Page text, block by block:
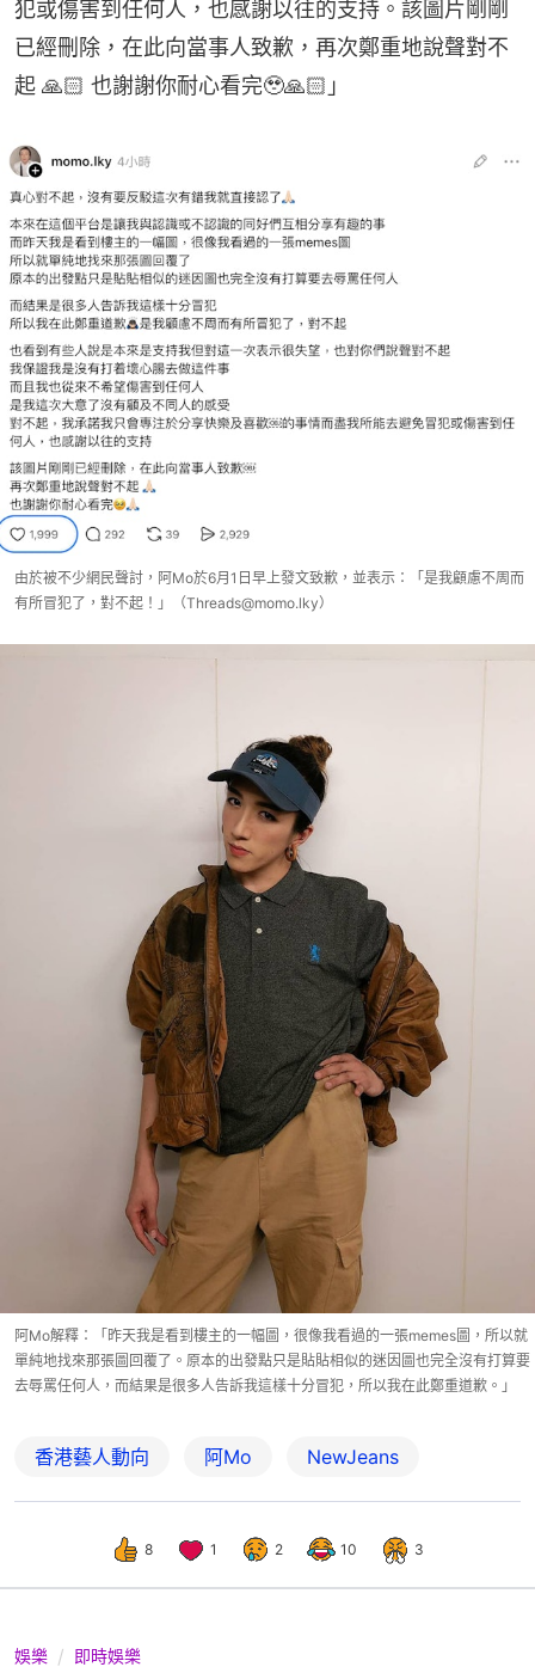
犯或傷害到任何人，也感謝以往的支持。該圖片剛剛
已經刪除，在此向當事人致歉，再次鄭重地說聲對不
起​ 🙏🏻 也謝謝你耐心看完🥹🙏🏻」
由於被不少網民聲討，阿Mo於6月1日早上發文致歉，並表示：「是我顧慮不周而
有所冒犯了，對不起！」（Threads@momo.lky）
阿Mo解釋：「昨天我是看到樓主的一幅圖，很像我看過的一張memes圖，所以就
單純地找來那張圖回覆了。原本的出發點只是貼貼相似的迷因圖也完全沒有打算要
去辱罵任何人，而結果是很多人告訴我這樣十分冒犯，所以我在此鄭重道歉。」
香港藝人動向 阿Mo NewJeans
8 1 2 10 3
娛樂 即時娛樂